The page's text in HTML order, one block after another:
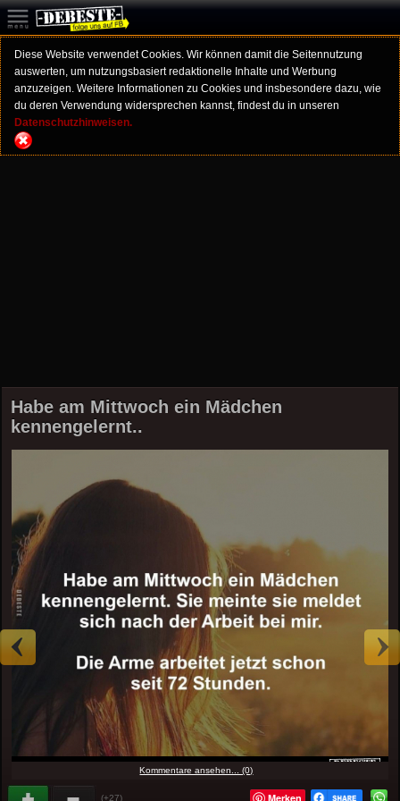
Diese Website verwendet Cookies. Wir können damit die Seitennutzung
auswerten, um nutzungsbasiert redaktionelle Inhalte und Werbung
anzuzeigen. Weitere Informationen zu Cookies und insbesondere dazu, wie
du deren Verwendung widersprechen kannst, findest du in unseren
Datenschutzhinweisen.
Habe am Mittwoch ein Mädchen
kennengelernt..
Kommentare ansehen... (0)
(+27) Merken